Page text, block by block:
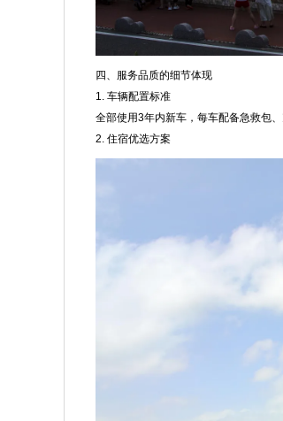
四、服务品质的细节体现
1. 车辆配置标准
全部使用3年内新车，每车配备急救包
2. 住宿优选方案